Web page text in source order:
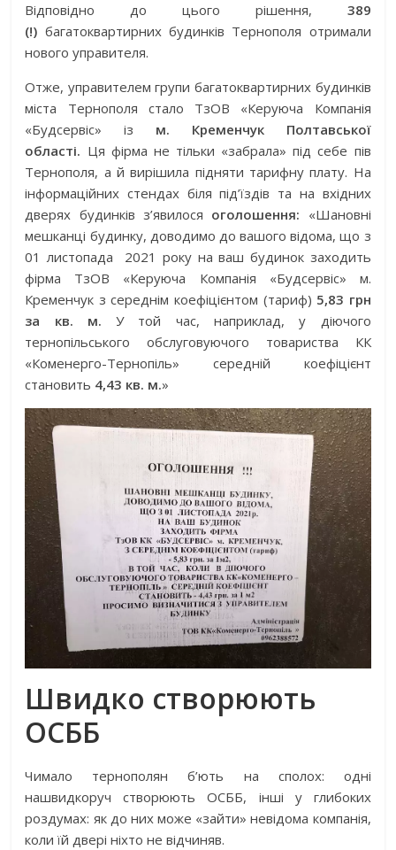
Відповідно до цього рішення, 389
(!) багатоквартирних будинків Тернополя отримали
нового управителя.
Отже, управителем групи багатоквартирних будинків
міста Тернополя стало ТзОВ «Керуюча Компанія
«Будсервіс» із м. Кременчук Полтавської
області. Ця фірма не тільки «забрала» під себе пів
Тернополя, а й вирішила підняти тарифну плату. На
інформаційних стендах біля під’їздів та на вхідних
дверях будинків з’явилося оголошення: «Шановні
мешканці будинку, доводимо до вашого відома, що з
01 листопада 2021 року на ваш будинок заходить
фірма ТзОВ «Керуюча Компанія «Будсервіс» м.
Кременчук з середнім коефіцієнтом (тариф) 5,83 грн
за кв. м. У той час, наприклад, у діючого
тернопільського обслуговуючого товариства КК
«Коменерго-Тернопіль» середній коефіцієнт
становить 4,43 кв. м.»
Швидко створюють
ОСББ
Чимало тернополян б’ють на сполох: одні
нашвидкоруч створюють ОСББ, інші у глибоких
роздумах: як до них може «зайти» невідома компанія,
коли їй двері ніхто не відчиняв.